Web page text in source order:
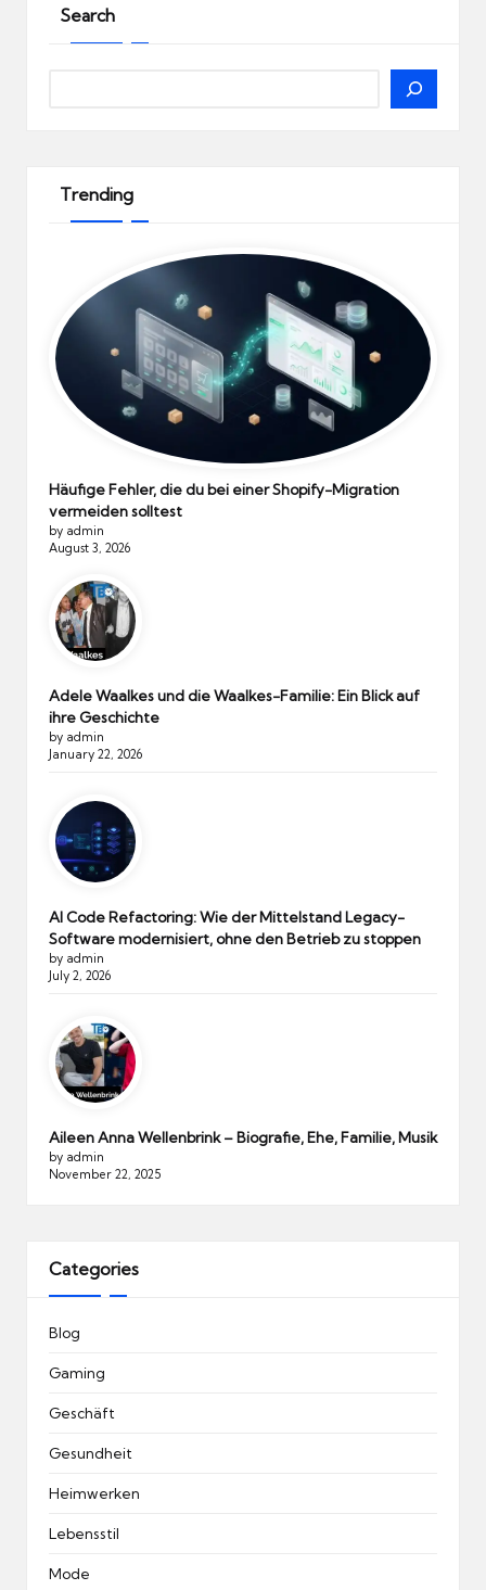
Search
Trending
Häufige Fehler, die du bei einer Shopify-Migration
vermeiden solltest
by admin
August 3, 2026
Adele Waalkes und die Waalkes-Familie: Ein Blick auf
ihre Geschichte
by admin
January 22, 2026
AI Code Refactoring: Wie der Mittelstand Legacy-
Software modernisiert, ohne den Betrieb zu stoppen
by admin
July 2, 2026
Aileen Anna Wellenbrink – Biografie, Ehe, Familie, Musik
by admin
November 22, 2025
Categories
Blog
Gaming
Geschäft
Gesundheit
Heimwerken
Lebensstil
Mode